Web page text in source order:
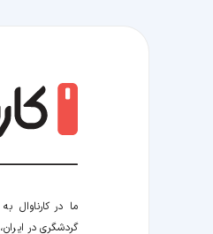
ما در کارناوال
گردشگری در